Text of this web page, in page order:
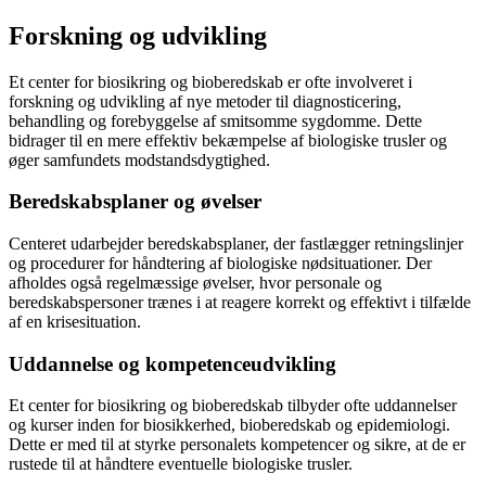
Forskning og udvikling
Et center for biosikring og bioberedskab er ofte involveret i
forskning og udvikling af nye metoder til diagnosticering,
behandling og forebyggelse af smitsomme sygdomme. Dette
bidrager til en mere effektiv bekæmpelse af biologiske trusler og
øger samfundets modstandsdygtighed.
Beredskabsplaner og øvelser
Centeret udarbejder beredskabsplaner, der fastlægger retningslinjer
og procedurer for håndtering af biologiske nødsituationer. Der
afholdes også regelmæssige øvelser, hvor personale og
beredskabspersoner trænes i at reagere korrekt og effektivt i tilfælde
af en krisesituation.
Uddannelse og kompetenceudvikling
Et center for biosikring og bioberedskab tilbyder ofte uddannelser
og kurser inden for biosikkerhed, bioberedskab og epidemiologi.
Dette er med til at styrke personalets kompetencer og sikre, at de er
rustede til at håndtere eventuelle biologiske trusler.